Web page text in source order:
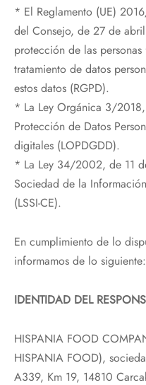
* El Reglamento (UE)
del Consejo, de 27 de
protección de las
tratamiento de datos
estos datos (RGPD).
* La Ley Orgánica 3/
Protección de Datos
digitales (LOPDGDD).
* La Ley 34/2002, de 11
Sociedad de la
(LSSI-CE).
En cumplimiento de lo
informamos de lo siguiente:
IDENTIDAD DEL
HISPANIA FOOD
HISPANIA FOOD),
A339, Km 19, 14810